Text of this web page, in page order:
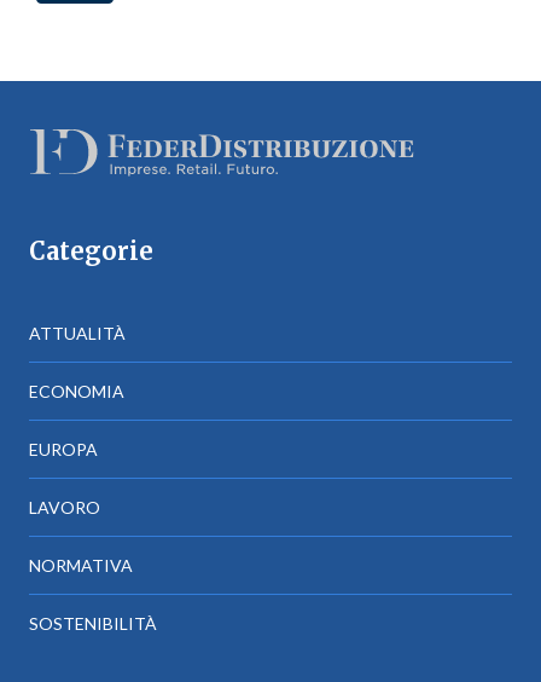
Categorie
ATTUALITÀ
ECONOMIA
EUROPA
LAVORO
NORMATIVA
SOSTENIBILITÀ